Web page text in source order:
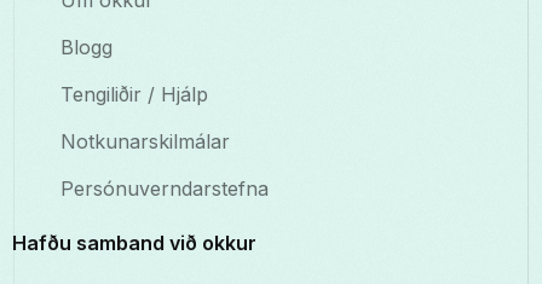
Blogg
Tengiliðir / Hjálp
Notkunarskilmálar
Persónuverndarstefna
Hafðu samband við okkur